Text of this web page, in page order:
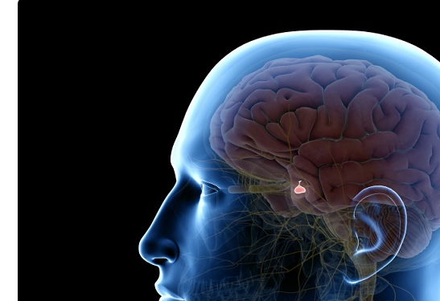
Ваш телефон:*
Ваш e-mail:*